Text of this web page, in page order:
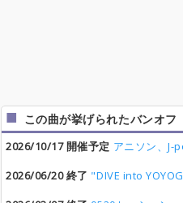
この曲が挙げられたバンオフ
2026/10/17 開催予定 アニソン、J-
2026/06/20 終了 "DIVE into